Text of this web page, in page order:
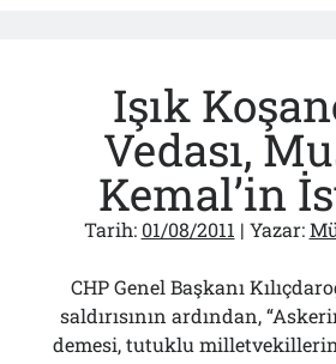
Işık
Vedası,
Kemal’in
Tarih: 01/08/2011 | Yazar:
CHP Genel Başkanı
saldırısının ardından,
demesi, tutuklu